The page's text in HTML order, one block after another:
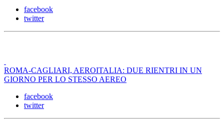
facebook
twitter
ROMA-CAGLIARI, AEROITALIA: DUE RIENTRI IN UN
GIORNO PER LO STESSO AEREO
facebook
twitter